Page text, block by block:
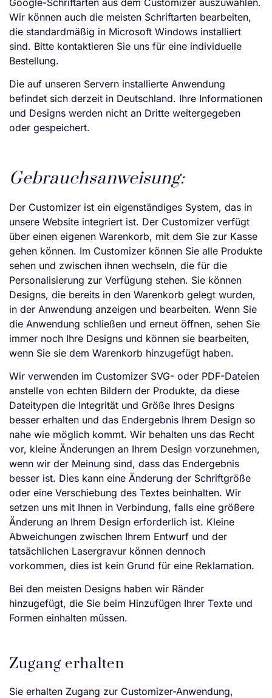
Wir können auch die meisten Schriftarten bearbeiten,
die standardmäßig in Microsoft Windows installiert
sind. Bitte kontaktieren Sie uns für eine individuelle
Bestellung.
Die auf unseren Servern installierte Anwendung
befindet sich derzeit in Deutschland. Ihre Informationen
und Designs werden nicht an Dritte weitergegeben
oder gespeichert.
Gebrauchsanweisung:
Der Customizer ist ein eigenständiges System, das in
unsere Website integriert ist. Der Customizer verfügt
über einen eigenen Warenkorb, mit dem Sie zur Kasse
gehen können. Im Customizer können Sie alle Produkte
sehen und zwischen ihnen wechseln, die für die
Personalisierung zur Verfügung stehen. Sie können
Designs, die bereits in den Warenkorb gelegt wurden,
in der Anwendung anzeigen und bearbeiten. Wenn Sie
die Anwendung schließen und erneut öffnen, sehen Sie
immer noch Ihre Designs und können sie bearbeiten,
wenn Sie sie dem Warenkorb hinzugefügt haben.
Wir verwenden im Customizer SVG- oder PDF-Dateien
anstelle von echten Bildern der Produkte, da diese
Dateitypen die Integrität und Größe Ihres Designs
besser erhalten und das Endergebnis Ihrem Design so
nahe wie möglich kommt. Wir behalten uns das Recht
vor, kleine Änderungen an Ihrem Design vorzunehmen,
wenn wir der Meinung sind, dass das Endergebnis
besser ist. Dies kann eine Änderung der Schriftgröße
oder eine Verschiebung des Textes beinhalten. Wir
setzen uns mit Ihnen in Verbindung, falls eine größere
Änderung an Ihrem Design erforderlich ist. Kleine
Abweichungen zwischen Ihrem Entwurf und der
tatsächlichen Lasergravur können dennoch
vorkommen, dies ist kein Grund für eine Reklamation.
Bei den meisten Designs haben wir Ränder
hinzugefügt, die Sie beim Hinzufügen Ihrer Texte und
Formen einhalten müssen.
Zugang erhalten
Sie erhalten Zugang zur Customizer-Anwendung,